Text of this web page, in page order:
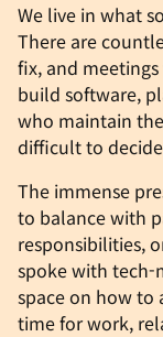
We live in what
There are
fix, and
build software,
who maintain
difficult to
The immense
to balance with
responsibilities,
spoke with
space on how to
time for work,